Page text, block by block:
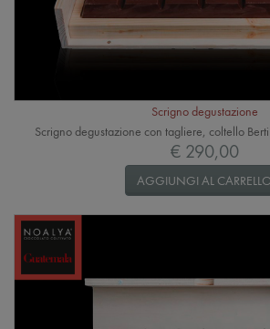
Scrigno degustazione
Scrigno degustazione con tagliere, coltello
€ 290,00
AGGIUNGI AL